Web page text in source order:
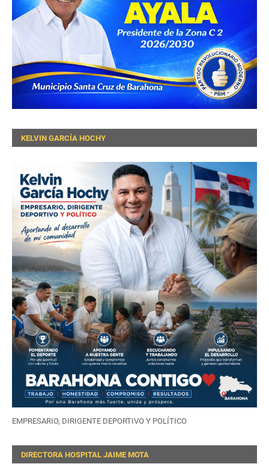
KELVIN GARCÍA HOCHY
EMPRESARIO, DIRIGENTE DEPORTIVO Y POLÍTICO
DIRECTORA HOSPITAL JAIME MOTA